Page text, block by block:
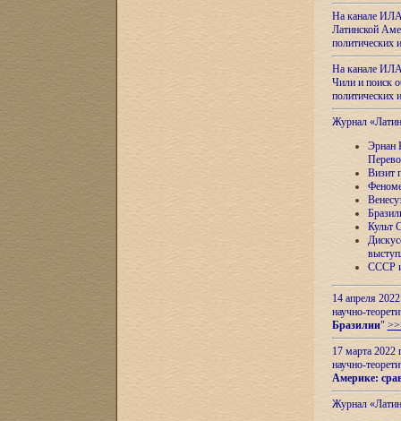
На канале
Латинской
На канале
Чили и поиск
Журнал
Эрнан
Визит
Культ
СССР и
14 апреля
научно-
Бразилии"
17 марта 2022
научно-
Америке:
Журнал